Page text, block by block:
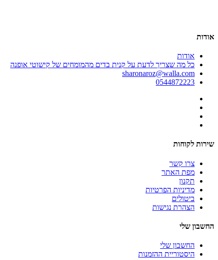
אודות
אודות
כל מה שצריך לדעת על קנית בדים מהמומחים של קישוטי אופנה
sharonaroz@walla.com
0544872223
שירות לקוחות
צרו קשר
מפת האתר
תקנון
מדיניות הפרטיות
ביטולים
הצהרת נגישות
החשבון שלי
החשבון שלי
היסטוריית ההזמנות